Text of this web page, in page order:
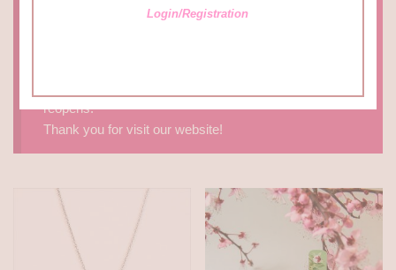
The e-shop will be closed until AUGUST 31. In the
reopens.
Thank you for visit our website!
Login/Registration